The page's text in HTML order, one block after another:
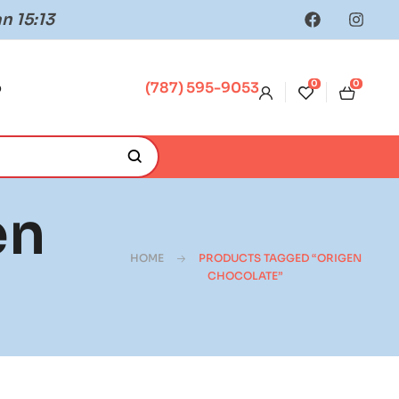
15:13
(787) 595-9053 0 0
HOME
PRODUCTS TAGGED “ORIGEN
CHOCOLATE”